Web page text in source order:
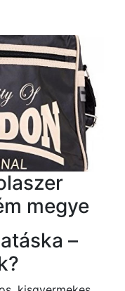
megye
–